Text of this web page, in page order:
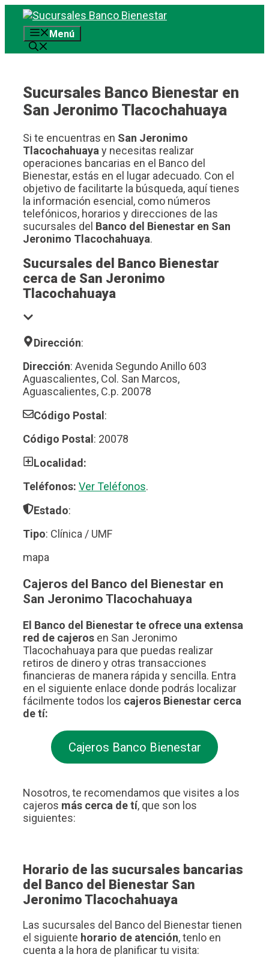
Saltar
contenidoMenú
Sucursales Banco Bienestar en
San Jeronimo Tlacochahuaya
Si te encuentras en San Jeronimo
Tlacochahuaya y necesitas realizar
operaciones bancarias en el Banco del
Bienestar, estás en el lugar adecuado. Con el
objetivo de facilitarte la búsqueda, aquí tienes
la información esencial, como números
telefónicos, horarios y direcciones de las
sucursales del Banco del Bienestar en San
Jeronimo Tlacochahuaya.
Sucursales del Banco Bienestar
cerca de San Jeronimo
Tlacochahuaya
Dirección:
Dirección: Avenida Segundo Anillo 603
Aguascalientes, Col. San Marcos,
Aguascalientes, C.p. 20078
Código Postal :
Código Postal : 20078
Localidad:
Teléfonos: Ver Teléfonos.
Estado:
Tipo: Clínica / UMF
mapa
Cajeros del Banco del Bienestar en
San Jeronimo Tlacochahuaya
El Banco del Bienestar te ofrece una extensa
red de cajeros en San Jeronimo
Tlacochahuaya para que puedas realizar
retiros de dinero y otras transacciones
financieras de manera rápida y sencilla. Entra
en el siguiente enlace donde podrás localizar
fácilmente todos los cajeros Bienestar cerca
de tí:
Cajeros Banco Bienestar
Nosotros, te recomendamos que visites a los
cajeros más cerca de tí, que son los
siguientes:
Horario de las sucursales bancarias
del Banco del Bienestar San
Jeronimo Tlacochahuaya
Las sucursales del Banco del Bienestar tienen
el siguiente horario de atención, tenlo en
cuenta a la hora de planificar tu visita: